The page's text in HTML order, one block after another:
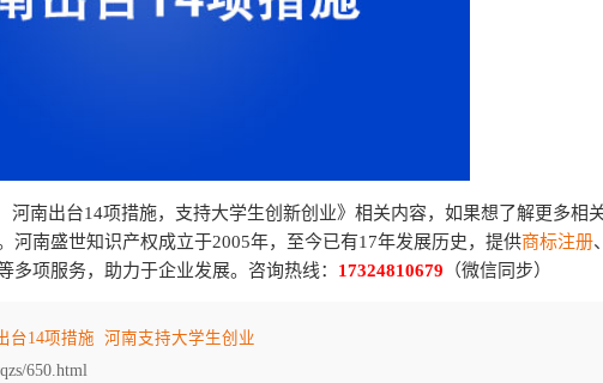
河南出台14项措施，支持大学生创新创业》相关内容，如果想了解更多相
河南盛世知识产权成立于2005年，至今已有17年发展历史，提供商标注册
多项服务，助力于企业发展。咨询热线： 17324810679 （微信同步）
台14项措施 河南支持大学生创业
650.html